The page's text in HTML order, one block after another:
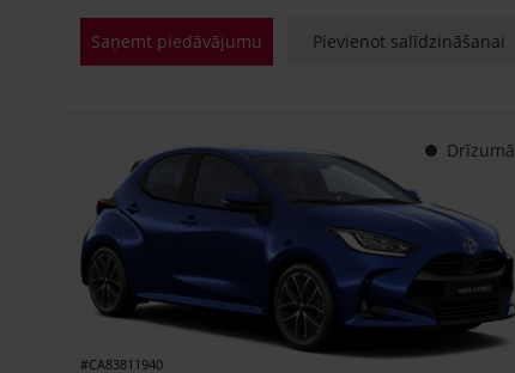
Saņemt piedāvājumu Pievienot salīdzināšanai
Drīzumā
#CA83811940